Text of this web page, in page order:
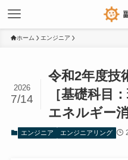
ホーム エンジニア
令和2年度技
［基礎科目
エネルギー
2026
7/14
エンジニア エンジニアリング